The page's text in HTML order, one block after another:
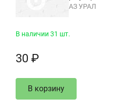
АЗ УРАЛ
В наличии 31 шт.
30 ₽
В корзину